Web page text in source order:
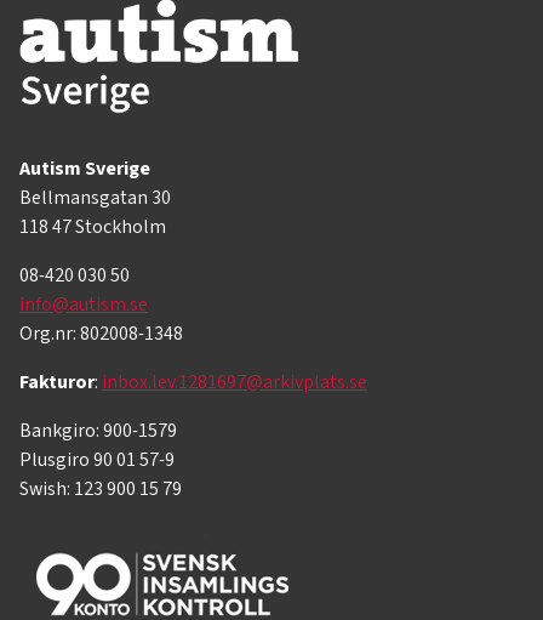
Autism Sverige
Bellmansgatan 30
118 47 Stockholm
08-420 030 50
info@autism.se
Org.nr: 802008-1348
Fakturor: inbox.lev.1281697@arkivplats.se
Bankgiro: 900-1579
Plusgiro 90 01 57-9
Swish: 123 900 15 79